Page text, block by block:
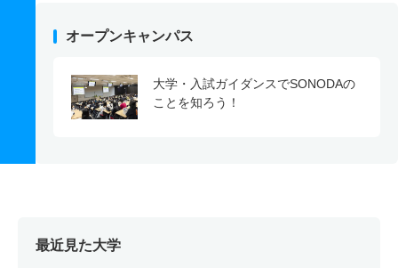
オープンキャンパス
大学・入試ガイダンスでSONODAの
ことを知ろう！
最近見た大学